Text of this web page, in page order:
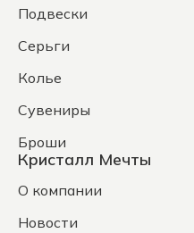
Подвески
Серьги
Колье
Сувениры
Броши
Кристалл Мечты
О компании
Новости